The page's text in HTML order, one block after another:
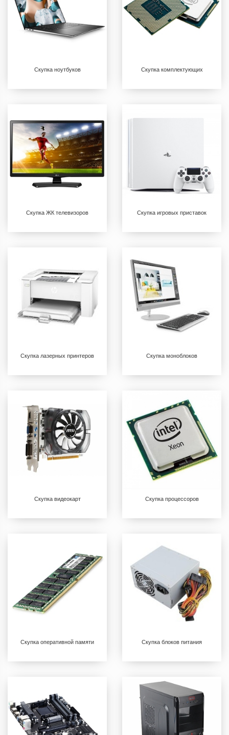
Скупка ноутбуков Скупка комплектующих
Скупка ЖК телевизоров Скупка игровых приставок
Скупка лазерных принтеров Скупка моноблоков
Скупка видеокарт Скупка процессоров
Скупка оперативной памяти Скупка блоков питания